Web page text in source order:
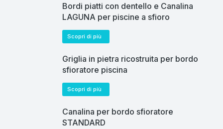
Bordi piatti con dentello e Canalina
LAGUNA per piscine a sfioro
Scopri di più
Griglia in pietra ricostruita per bordo
sfioratore piscina
Scopri di più
Canalina per bordo sfioratore
STANDARD